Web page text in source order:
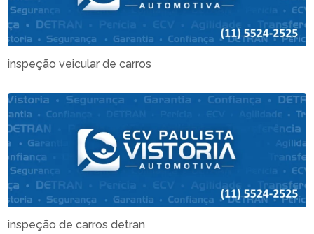
inspeção veicular de carros
inspeção de carros detran